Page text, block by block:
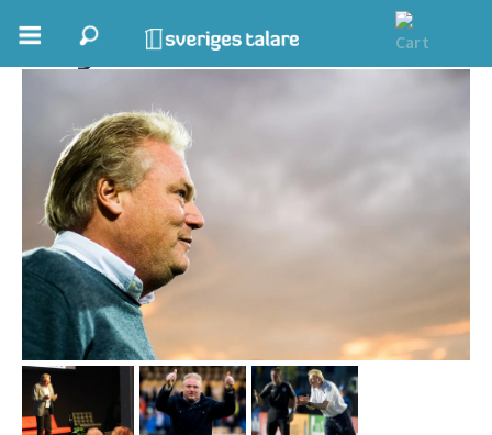
Samhällsnytta
Inspiration
Inspirerande Föreläsare
Personlig utveckling, målsättning
Life Stories & Trivsel
Keynote
Jörgen Lennartsson